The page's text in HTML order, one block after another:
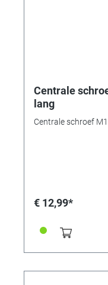
Centrale
lang
Centrale schroef
€ 12,99*